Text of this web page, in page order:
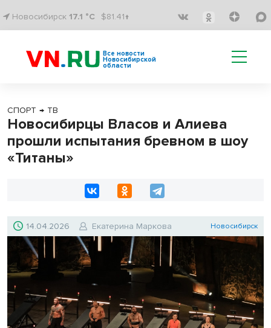
Новосибирск 17.1 °C $81.41↑
Все новости
Новосибирской
области
СПОРТ → ТВ
Новосибирцы Власов и Алиева
прошли испытания бревном в шоу
«Титаны»
14.04.2026 Екатерина Маркова Новосибирск